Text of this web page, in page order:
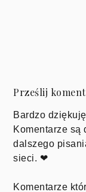
Prześlij
Bardzo
Komentarze są
dalszego
sieci. ❤
Komentarze